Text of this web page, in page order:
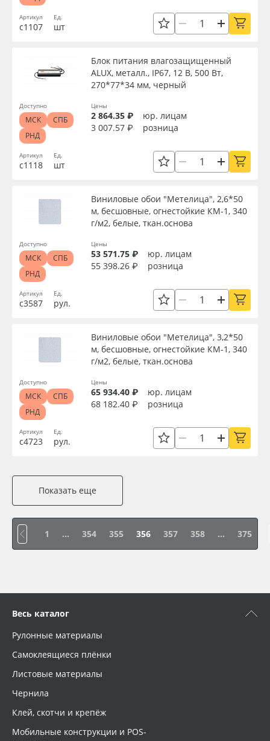
Артикул
с1107
Ед.
шт
Артикул
с1118
Блок питания влагозащищенный
ALUX, металл., IP67, 12 В, 500 Вт,
270*77*34 мм, черный
Ед.
шт
Цены
2 864.35 ₽
юр. лицам
3 007.57 ₽
розница
Доступно
МСК
СПБ
РНД
Артикул
с3587
Виниловые обои "Метелица", 2,6*50
м, бесшовные, огнестойкие КМ-1, 340
г/м2, белые, ткан.основа
Ед.
рул.
Цены
53 571.75 ₽
юр. лицам
55 398.26 ₽
розница
Доступно
МСК
СПБ
РНД
Артикул
с4723
Виниловые обои "Метелица", 3,2*50
м, бесшовные, огнестойкие КМ-1, 340
г/м2, белые, ткан.основа
Ед.
рул.
Цены
65 934.40 ₽
юр. лицам
68 182.40 ₽
розница
Доступно
МСК
СПБ
РНД
Показать еще
1 ... 354 355 356 357 358 ... 375
Весь каталог
Рулонные материалы
Самоклеящиеся плёнки
Листовые материалы
Чернила
Клей, скотчи и крепёж
Мобильные конструкции и POS-